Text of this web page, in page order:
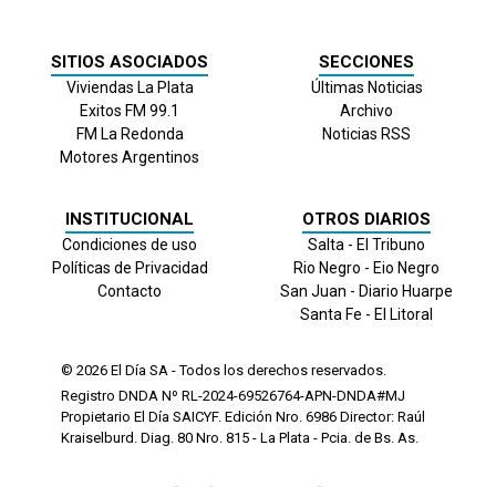
SITIOS ASOCIADOS
Viviendas La Plata
Exitos FM 99.1
FM La Redonda
Motores Argentinos
SECCIONES
Últimas Noticias
Archivo
Noticias RSS
INSTITUCIONAL
Condiciones de uso
Políticas de Privacidad
Contacto
OTROS DIARIOS
Salta - El Tribuno
Rio Negro - Eio Negro
San Juan - Diario Huarpe
Santa Fe - El Litoral
© 2026 El Día SA - Todos los derechos reservados.
Registro DNDA Nº RL-2024-69526764-APN-DNDA#MJ
Propietario El Día SAICYF. Edición Nro. 6986 Director: Raúl
Kraiselburd. Diag. 80 Nro. 815 - La Plata - Pcia. de Bs. As.